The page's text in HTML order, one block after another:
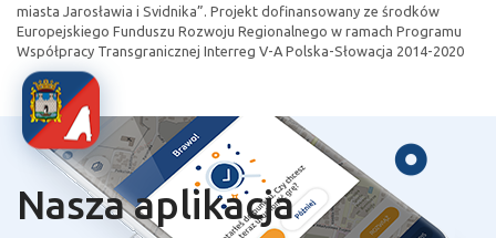
miasta Jarosławia i Svidnika”. Projekt dofinansowany ze środków
Europejskiego Funduszu Rozwoju Regionalnego w ramach Programu
Współpracy Transgranicznej Interreg V-A Polska-Słowacja 2014-2020
Nasza aplikacja